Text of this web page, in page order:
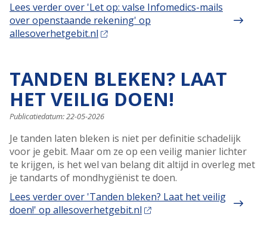
Lees verderover 'Let op: valse Infomedics-mails
over openstaande rekening' op
allesoverhetgebit.nl
TANDEN BLEKEN? LAAT
HET VEILIG DOEN!
Publicatiedatum:22-05-2026
Je tanden laten bleken is niet per definitie schadelijk
voor je gebit. Maar om ze op een veilig manier lichter
te krijgen, is het wel van belang dit altijd in overleg met
je tandarts of mondhygiënist te doen.
Lees verderover 'Tanden bleken? Laat het veilig
doen!' op allesoverhetgebit.nl